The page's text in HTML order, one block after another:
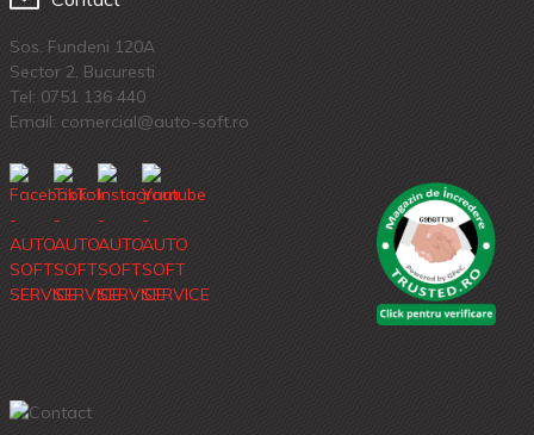
Sos. Fundeni 120A
Sector 2, Bucuresti
Tel: 0751 136 440
Email: comercial@auto-soft.ro